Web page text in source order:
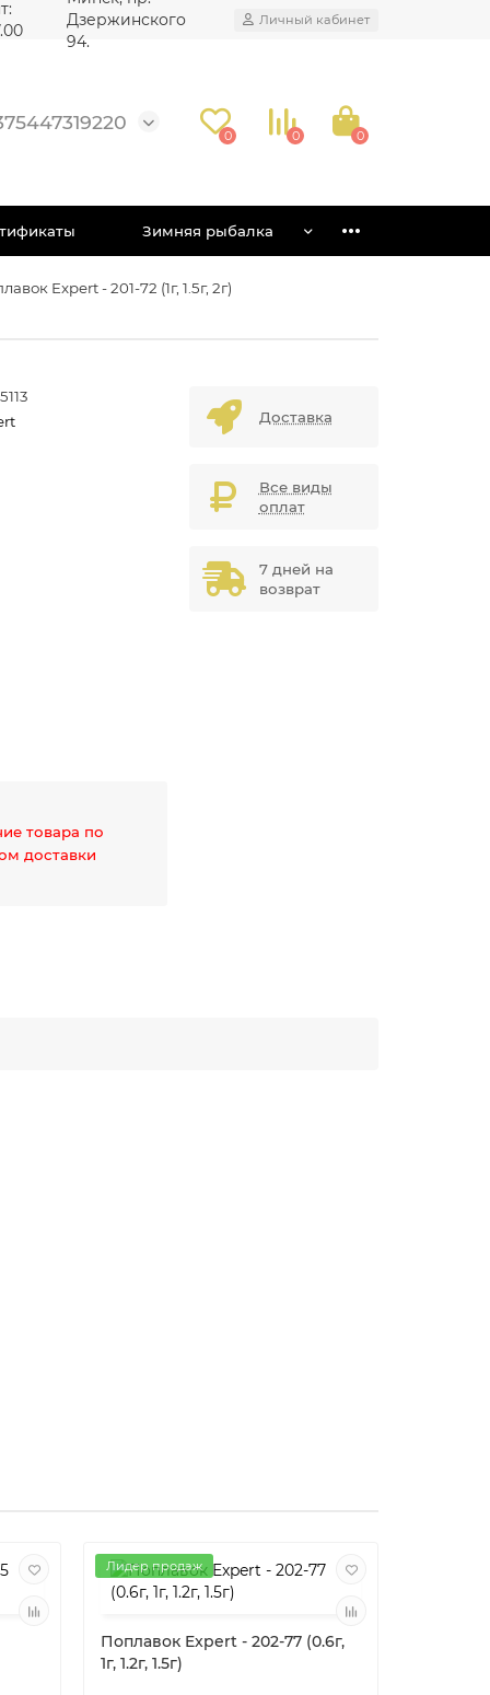
Дзержинского
94.
Личный кабинет
0 0 0
Зимняя рыбалка
Expert - 201-72 (1г, 1.5г, 2г)
товара по
доставки
Доставка
Все виды
оплат
7 дней на
возврат
Лидер продаж
Поплавок Expert - 202-77 (0.6г,
1г, 1.2г, 1.5г)